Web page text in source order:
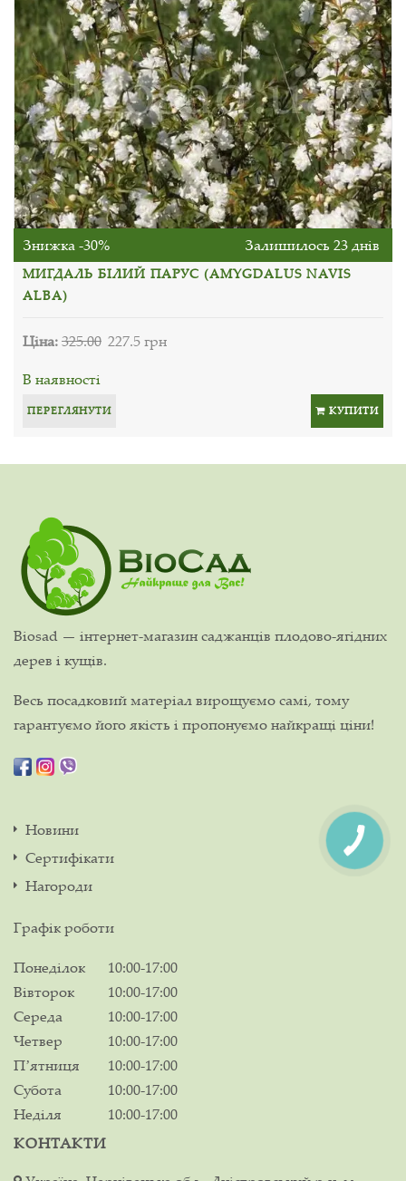
Знижка -30% Залишилось 23 днів
МИГДАЛЬ БІЛИЙ ПАРУС (AMYGDALUS NAVIS
ALBA)
Ціна:325.00 227.5 грн
В наявності
ПЕРЕГЛЯНУТИ КУПИТИ
Biosad — інтернет-магазин саджанців плодово-ягідних
дерев і кущів.
Весь посадковий матеріал вирощуємо самі, тому
гарантуємо його якість і пропонуємо найкращі ціни!
Новини
Сертифікати
Нагороди
Графік роботи
Понеділок
10:00-17:00
Вівторок
10:00-17:00
Середа
10:00-17:00
Четвер
10:00-17:00
Пʼятниця
10:00-17:00
Субота
10:00-17:00
Неділя
10:00-17:00
КОНТАКТИ